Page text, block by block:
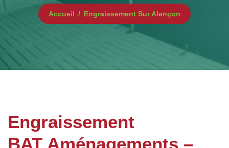
Accueil Engraissement Sur Alençon
Engraissement
BAT Aménagements –